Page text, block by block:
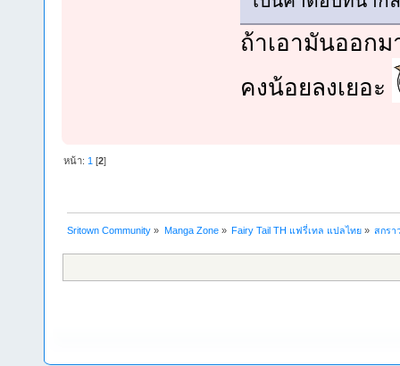
ถ้าเอามันออก
คงน้อยลงเยอะ
หน้า: 1 [2]
Sritown Community » Manga Zone» Fairy Tail TH แฟรี่เทล แปลไทย» สกรา